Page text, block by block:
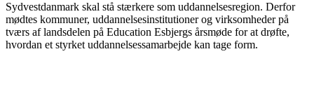
Sydvestdanmark skal stå stærkere som uddannelsesregion. Derfor
mødtes kommuner, uddannelsesinstitutioner og virksomheder på
tværs af landsdelen på Education Esbjergs årsmøde for at drøfte,
hvordan et styrket uddannelsessamarbejde kan tage form.